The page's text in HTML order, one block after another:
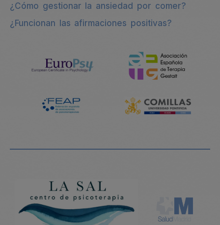
¿Cómo gestionar la ansiedad por comer?
¿Funcionan las afirmaciones positivas?